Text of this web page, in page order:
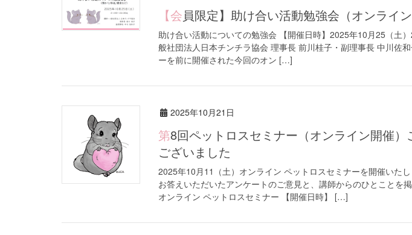
【会員限定】助け合い活動勉強会（オンライ
助け合い活動についての勉強会 【開催日時】2025年10月25（土
般社団法人日本チンチラ協会 理事長 前川桂子・副理事長 中川佐
ーを前に開催された今回のオン […]
2025年10月21日
第8回ペットロスセミナー（オンライン開催）ご参加ありがとう
ございました
2025年10月11（土）オンライン ペットロスセミナーを開催いた
お答えいただいたアンケートのご意見と、講師からのひとことを掲
オンライン ペットロスセミナー 【開催日時】 […]